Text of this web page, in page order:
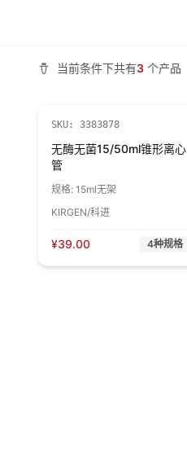
当前条件下共有3 个产品
SKU: 3383878
无酶无菌15/50ml锥形离心
管
规格: 15ml无架
KIRGEN/科进
¥39.00 4种规格